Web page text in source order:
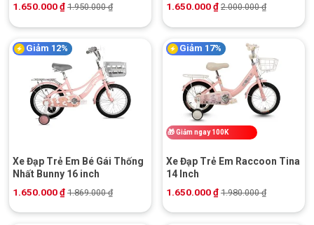
1.650.000₫ 1.950.000₫
1.650.000₫ 2.000.000₫
Giảm 12%
Xe Đạp Trẻ Em Bé Gái Thống
Nhất Bunny 16 inch
1.650.000₫ 1.869.000₫
Giảm 17%
🎁Giảm ngay 100K
Xe Đạp Trẻ Em Raccoon Tina
14 Inch
1.650.000₫ 1.980.000₫